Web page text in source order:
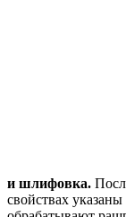
и шлифовка.
свойствах